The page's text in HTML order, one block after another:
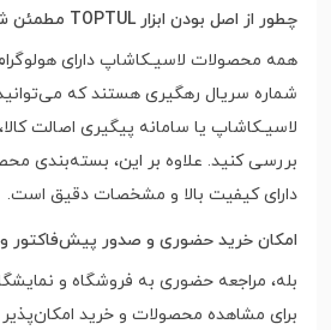
چطور از اصل بودن ابزار TOPTUL مطمئن شویم؟
شماره سریال رهگیری هستند که
لاسیـکاشاپ یا سامانه پیگیری اصالت
دارای کیفیت بالا و مشخصات دقیق است.
امکان خرید حضوری و صدور پیش‌فاکتور
بله، مراجعه حضوری به فروشگاه و
برای مشاهده محصولات و خرید